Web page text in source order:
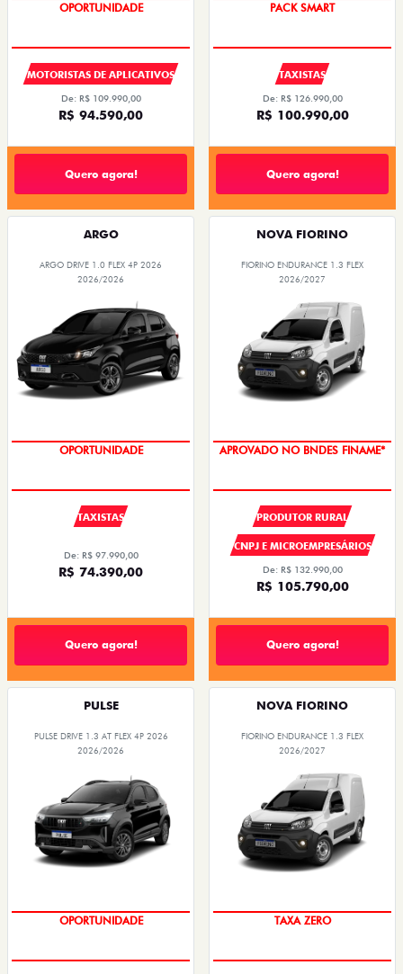
OPORTUNIDADE
MOTORISTAS DE APLICATIVOS
De: R$ 109.990,00
R$ 94.590,00
Quero agora!
PACK SMART
TAXISTAS
De: R$ 126.990,00
R$ 100.990,00
Quero agora!
ARGO
ARGO DRIVE 1.0 FLEX 4P 2026
2026/2026
OPORTUNIDADE
TAXISTAS
De: R$ 97.990,00
R$ 74.390,00
Quero agora!
NOVA FIORINO
FIORINO ENDURANCE 1.3 FLEX
2026/2027
APROVADO NO BNDES FINAME*
PRODUTOR RURAL
CNPJ E MICROEMPRESÁRIOS
De: R$ 132.990,00
R$ 105.790,00
Quero agora!
PULSE
PULSE DRIVE 1.3 AT FLEX 4P 2026
2026/2026
OPORTUNIDADE
NOVA FIORINO
FIORINO ENDURANCE 1.3 FLEX
2026/2027
TAXA ZERO